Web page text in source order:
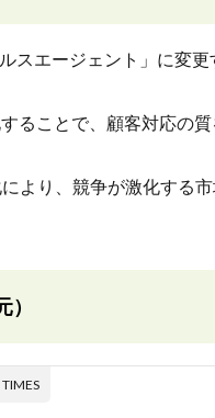
ルスエージェント」に変
ることで、顧客対応の
により、競争が激化する